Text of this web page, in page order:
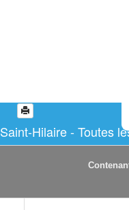
Hilaire - Toutes